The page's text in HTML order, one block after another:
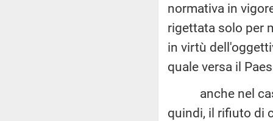
normativa in
rigettata solo per
in virtù
quale versa il
anche nel caso
quindi, il rifiuto di